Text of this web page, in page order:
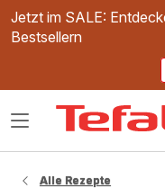
Jetzt im SALE:
Bestsellern
Das
Alle Rezepte